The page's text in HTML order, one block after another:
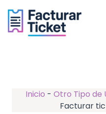
contenido
Inicio - Otro Tipo de
Facturar